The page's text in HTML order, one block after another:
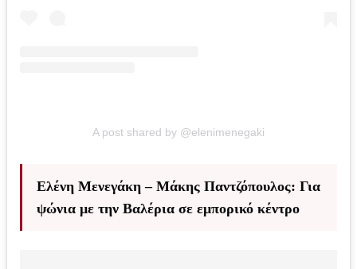
A post shared by @elenimenegaki
Ελένη Μενεγάκη – Μάκης Παντζόπουλος: Για
ψώνια με την Βαλέρια σε εμπορικό κέντρο